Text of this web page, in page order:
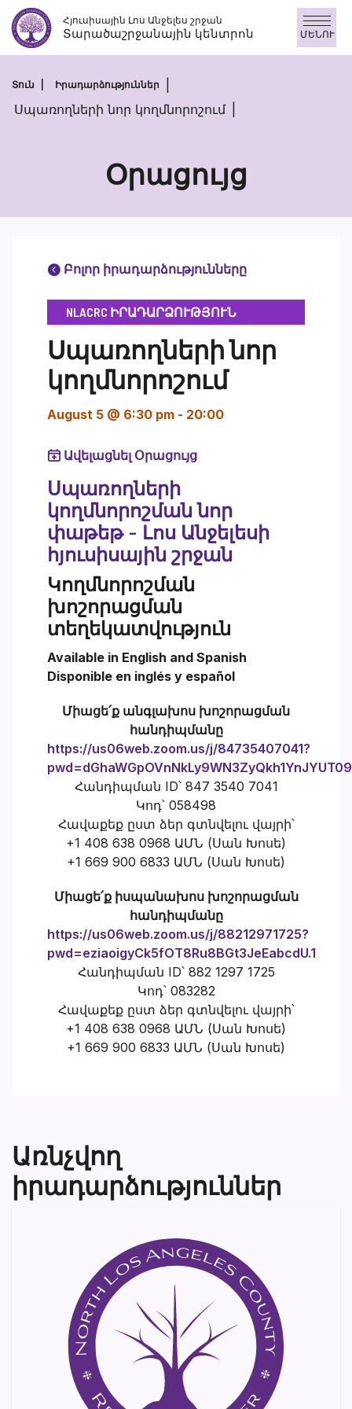
Skip
to
content
Հյուսիսային Լոս Անջելես շրջան
Տարածաշրջանային կենտրոն ՄԵՆՈՒ
Տուն Իրադարձություններ
Սպառողների նոր կողմնորոշում
Օրացույց
Բոլոր իրադարձությունները
NLACRC ԻՐԱԴԱՐՁՈՒԹՅՈՒՆ
Սպառողների նոր
կողմնորոշում
August 5 @ 6:30 pm - 20:00
Ավելացնել Օրացույց
Սպառողների
կողմնորոշման նոր
փաթեթ - Լոս Անջելեսի
հյուսիսային շրջան
Կողմնորոշման
խոշորացման
տեղեկատվություն
Available in English and Spanish
Disponible en inglés y español
Միացե՛ք անգլախոս խոշորացման
հանդիպմանը
https://us06web.zoom.us/j/84735407041?
pwd=dGhaWGpOVnNkLy9WN3ZyQkh1YnJYUT09
Հանդիպման ID՝ 847 3540 7041
Կոդ՝ 058498
Հավաքեք ըստ ձեր գտնվելու վայրի՝
+1 408 638 0968 ԱՄՆ (Սան Խոսե)
+1 669 900 6833 ԱՄՆ (Սան Խոսե)
Միացե՛ք իսպանախոս խոշորացման
հանդիպմանը
https://us06web.zoom.us/j/88212971725?
pwd=eziaoigyCk5fOT8Ru8BGt3JeEabcdU.1
Հանդիպման ID՝ 882 1297 1725
Կոդ՝ 083282
Հավաքեք ըստ ձեր գտնվելու վայրի՝
+1 408 638 0968 ԱՄՆ (Սան Խոսե)
+1 669 900 6833 ԱՄՆ (Սան Խոսե)
Առնչվող
իրադարձություններ